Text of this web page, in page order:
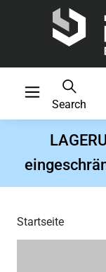
Search
Startseite